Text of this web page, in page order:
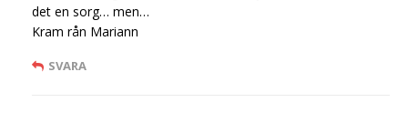
det en sorg… men…
Kram rån Mariann
SVARA